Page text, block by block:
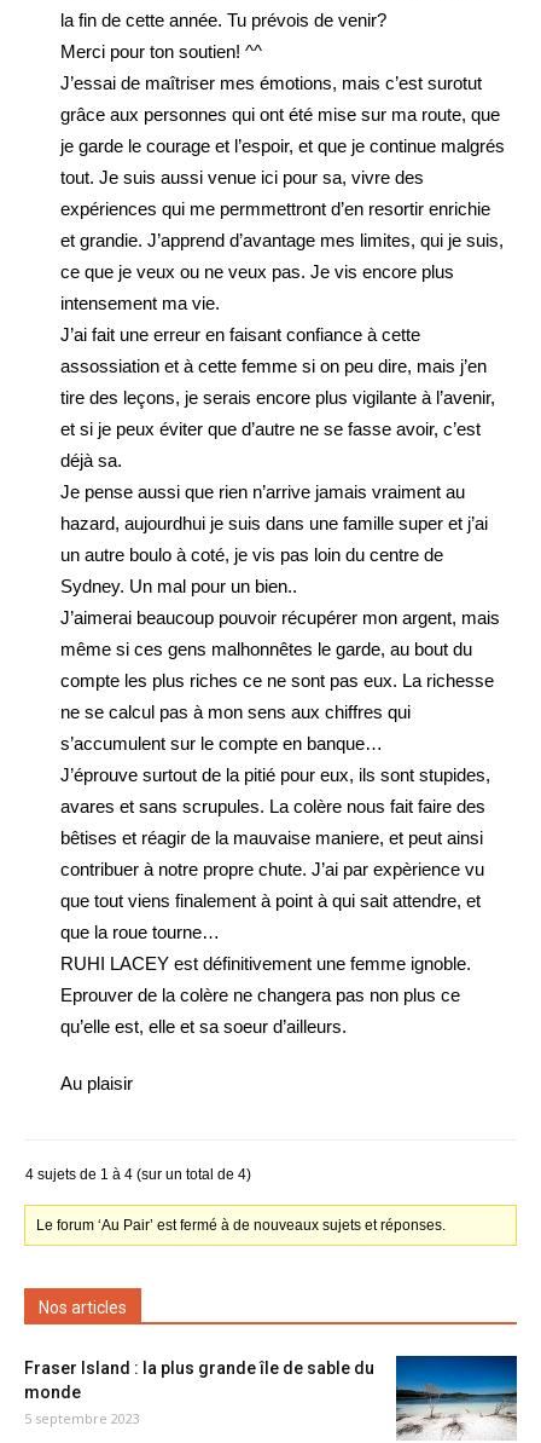
la fin de cette année. Tu prévois de venir?
Merci pour ton soutien! ^^
J’essai de maîtriser mes émotions, mais c’est surotut
grâce aux personnes qui ont été mise sur ma route, que
je garde le courage et l’espoir, et que je continue malgrés
tout. Je suis aussi venue ici pour sa, vivre des
expériences qui me permmettront d’en resortir enrichie
et grandie. J’apprend d’avantage mes limites, qui je suis,
ce que je veux ou ne veux pas. Je vis encore plus
intensement ma vie.
J’ai fait une erreur en faisant confiance à cette
assossiation et à cette femme si on peu dire, mais j’en
tire des leçons, je serais encore plus vigilante à l’avenir,
et si je peux éviter que d’autre ne se fasse avoir, c’est
déjà sa.
Je pense aussi que rien n’arrive jamais vraiment au
hazard, aujourdhui je suis dans une famille super et j’ai
un autre boulo à coté, je vis pas loin du centre de
Sydney. Un mal pour un bien..
J’aimerai beaucoup pouvoir récupérer mon argent, mais
même si ces gens malhonnêtes le garde, au bout du
compte les plus riches ce ne sont pas eux. La richesse
ne se calcul pas à mon sens aux chiffres qui
s’accumulent sur le compte en banque…
J’éprouve surtout de la pitié pour eux, ils sont stupides,
avares et sans scrupules. La colère nous fait faire des
bêtises et réagir de la mauvaise maniere, et peut ainsi
contribuer à notre propre chute. J’ai par expèrience vu
que tout viens finalement à point à qui sait attendre, et
que la roue tourne…
RUHI LACEY est définitivement une femme ignoble.
Eprouver de la colère ne changera pas non plus ce
qu’elle est, elle et sa soeur d’ailleurs.
Au plaisir
4 sujets de 1 à 4 (sur un total de 4)
Le forum ‘Au Pair’ est fermé à de nouveaux sujets et réponses.
Nos articles
Fraser Island : la plus grande île de sable du
monde
5 septembre 2023